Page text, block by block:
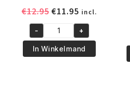
€12.95 Oorspronkelijke
was:
€12.95.
€11.95Huidige
prijs
is:
€11.95.
incl.
A3
Lemon
Face
- +
In Winkelmand